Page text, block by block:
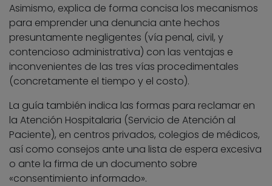
Asimismo, explica de forma concisa los mecanismos
para emprender una denuncia ante hechos
presuntamente negligentes (vía penal, civil, y
contencioso administrativa) con las ventajas e
inconvenientes de las tres vías procedimentales
(concretamente el tiempo y el costo).
La guía también indica las formas para reclamar en
la Atención Hospitalaria (Servicio de Atención al
Paciente), en centros privados, colegios de médicos,
así como consejos ante una lista de espera excesiva
o ante la firma de un documento sobre
«consentimiento informado».